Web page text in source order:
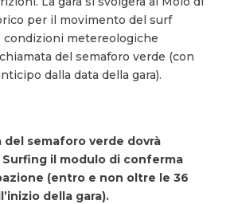
per il movimento del surf
condizioni metereologiche
del semaforo verde (con
dalla data della gara).
del semaforo verde dovrà
Surfing il modulo di conferma
(entro e non oltre le 36
della gara).